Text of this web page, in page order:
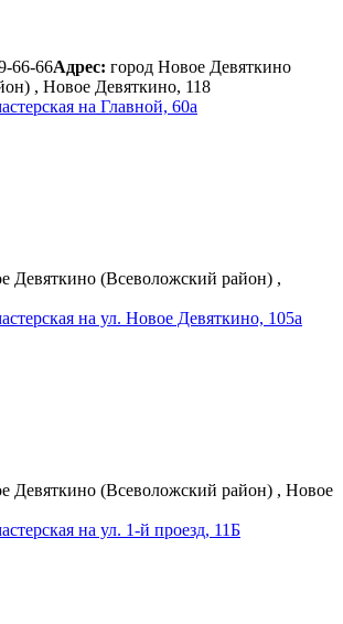
66-66Адрес: город Новое Девяткино
, Новое Девяткино, 118
на Главной, 60а
Девяткино (Всеволожский район) ,
на ул. Новое Девяткино, 105а
Девяткино (Всеволожский район) , Новое
на ул. 1-й проезд, 11Б